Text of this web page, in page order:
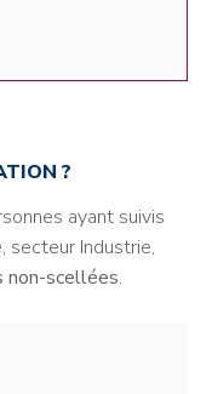
?
ayant suivis
secteur Industrie,
non-scellées.